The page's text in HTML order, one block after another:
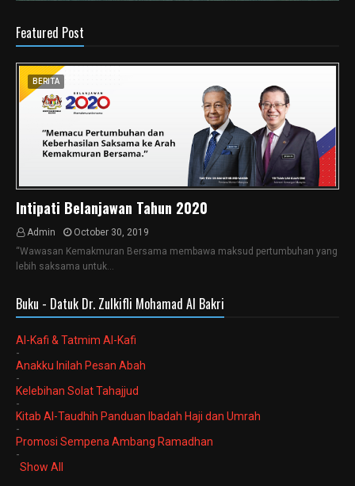
Featured Post
BERITA
Intipati Belanjawan Tahun 2020
Admin
October 30, 2019
“Wawasan Kemakmuran Bersama membawa maksud pertumbuhan yang
lebih saksama untuk…
Buku - Datuk Dr. Zulkifli Mohamad Al Bakri
Al-Kafi & Tatmim Al-Kafi
-
Anakku Inilah Pesan Abah
-
Kelebihan Solat Tahajjud
-
Kitab Al-Taudhih Panduan Ibadah Haji dan Umrah
-
Promosi Sempena Ambang Ramadhan
-
Show All